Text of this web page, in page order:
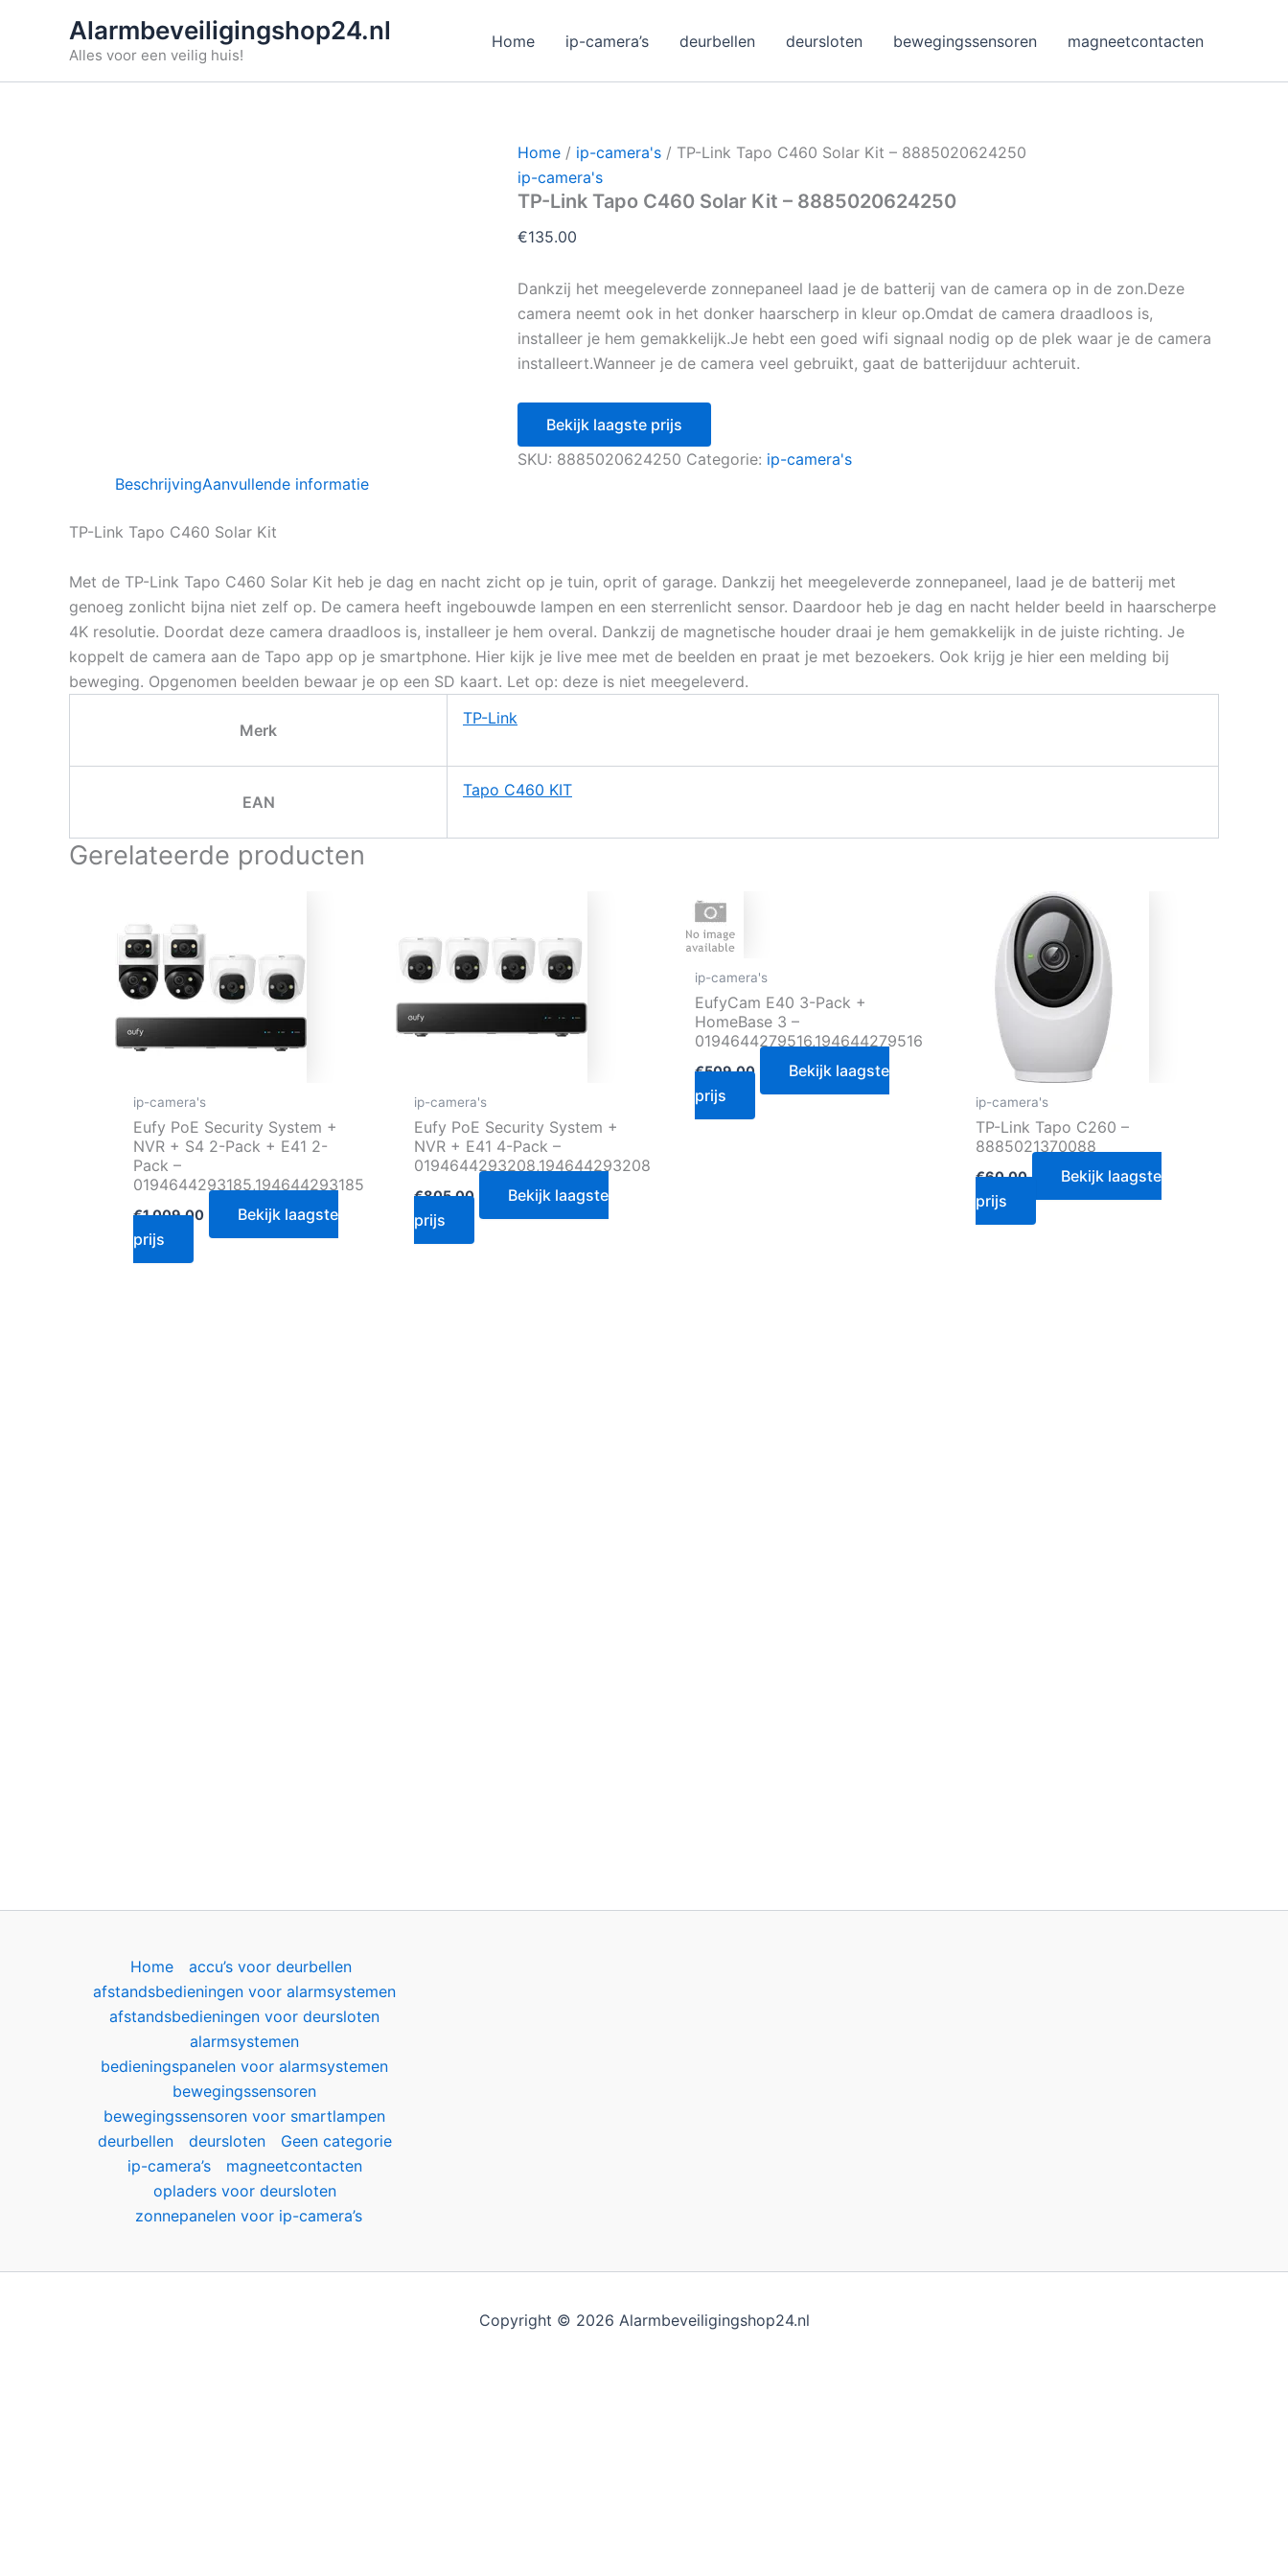
inhoud
Alarmbeveiligingshop24.nl
Alles voor een veilig huis!
Home ip-camera’s deurbellen deursloten bewegingssensoren magneetcontacten
Home / ip-camera's / TP-Link Tapo C460 Solar Kit – 8885020624250
ip-camera's
TP-Link Tapo C460 Solar Kit – 8885020624250
€135.00
Dankzij het meegeleverde zonnepaneel laad je de batterij van de camera op in de zon.Deze
camera neemt ook in het donker haarscherp in kleur op.Omdat de camera draadloos is,
installeer je hem gemakkelijk.Je hebt een goed wifi signaal nodig op de plek waar je de camera
installeert.Wanneer je de camera veel gebruikt, gaat de batterijduur achteruit.
Bekijk laagste prijs
SKU: 8885020624250 Categorie: ip-camera's
BeschrijvingAanvullende informatie
TP-Link Tapo C460 Solar Kit
Met de TP-Link Tapo C460 Solar Kit heb je dag en nacht zicht op je tuin, oprit of garage. Dankzij het meegeleverde zonnepaneel, laad je de batterij met
genoeg zonlicht bijna niet zelf op. De camera heeft ingebouwde lampen en een sterrenlicht sensor. Daardoor heb je dag en nacht helder beeld in haarscherpe
4K resolutie. Doordat deze camera draadloos is, installeer je hem overal. Dankzij de magnetische houder draai je hem gemakkelijk in de juiste richting. Je
koppelt de camera aan de Tapo app op je smartphone. Hier kijk je live mee met de beelden en praat je met bezoekers. Ook krijg je hier een melding bij
beweging. Opgenomen beelden bewaar je op een SD kaart. Let op: deze is niet meegeleverd.
Merk
TP-Link
EAN
Tapo C460 KIT
Gerelateerde producten
ip-camera's
Eufy PoE Security System +
NVR + S4 2-Pack + E41 2-
Pack –
0194644293185,194644293185
€1,009.00
Bekijk laagste
prijs
ip-camera's
Eufy PoE Security System +
NVR + E41 4-Pack –
0194644293208,194644293208
€805.00
Bekijk laagste
prijs
ip-camera's
EufyCam E40 3-Pack +
HomeBase 3 –
0194644279516,194644279516
€509.00
Bekijk laagste
prijs
ip-camera's
TP-Link Tapo C260 –
8885021370088
€60.00
Bekijk laagste
prijs
Home
accu’s voor deurbellen
afstandsbedieningen voor alarmsystemen
afstandsbedieningen voor deursloten
alarmsystemen
bedieningspanelen voor alarmsystemen
bewegingssensoren
bewegingssensoren voor smartlampen
deurbellen
deursloten
Geen categorie
ip-camera’s
magneetcontacten
opladers voor deursloten
zonnepanelen voor ip-camera’s
Copyright © 2026 Alarmbeveiligingshop24.nl